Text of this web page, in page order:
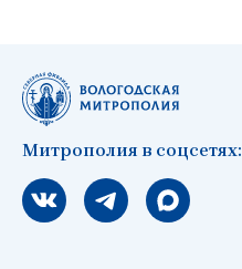
Митрополия в соцсетях:
Мы вконтакте
Мы в telegram
Мы в Макс